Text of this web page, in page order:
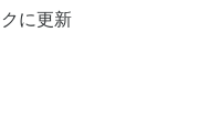
に更新